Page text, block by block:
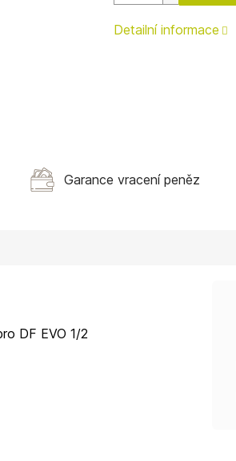
Detailní informace
Garance vracení peněz
DF EVO 1/2